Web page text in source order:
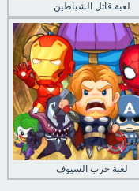
لعبة قاتل الشياطين
لعبة حرب السيوف